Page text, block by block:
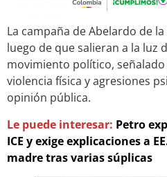
La campaña de Abelardo de
luego de que salieran a la luz
movimiento político,
violencia física y agresiones
opinión pública.
Le puede interesar: Petro
ICE y exige explicaciones a
madre tras varias súplicas